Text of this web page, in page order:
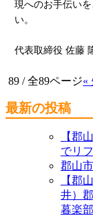
現へのお手伝い
い。
代表取締役 佐藤
89 / 全89ページ«
最新の投稿
【郡
でリ
郡山
【郡
井）
暮楽部